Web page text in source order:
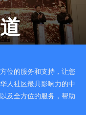
位的服务和支持，让您
人社区最具影响力的中
及全方位的服务，帮助